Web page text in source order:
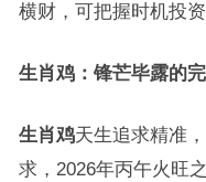
横财，可把握时机投资
生肖鸡：锋芒毕露的
生肖鸡天生追求精准
求，2026年丙午火旺